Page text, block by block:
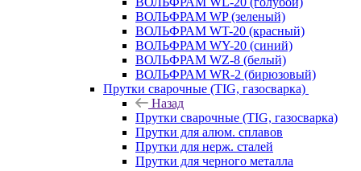
ВОЛЬФРАМ WP (зеленый)
ВОЛЬФРАМ WT-20 (красный)
ВОЛЬФРАМ WY-20 (синий)
ВОЛЬФРАМ WZ-8 (белый)
ВОЛЬФРАМ WR-2 (бирюзовый)
Прутки сварочные (TIG, газосварка)
Назад
Прутки сварочные (TIG, газосварка)
Прутки для алюм. сплавов
Прутки для нерж. сталей
Прутки для черного металла